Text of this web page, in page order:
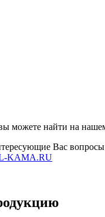
можете найти на
Вас
KAMA.RU